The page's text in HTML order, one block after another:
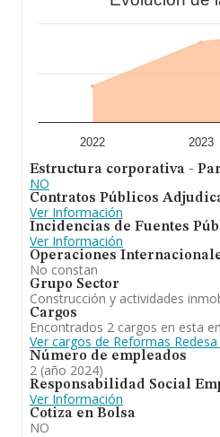
alcanza los 18 años desde la
empleados de las empresas
En definitiva,Reformas
en montaje de instalaciones
inmuebles. En cuanto a la
sectores, la empresa ha
las empresas en España, la
2022 2023
Estructura corporativa -
NO
Contratos Públicos
Ver Información
Incidencias de Fuentes
Ver Información
Operaciones
No constan
Grupo Sector
Construcción y actividades
Cargos
Encontrados 2 cargos en esta
Ver cargos de Reformas Redesa
Número de empleados
2 (año 2024)
Responsabilidad Social
Ver Información
Cotiza en Bolsa
NO